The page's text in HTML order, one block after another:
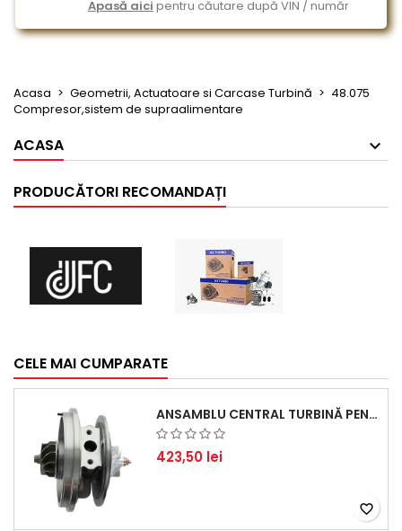
Apasă aici pentru căutare după VIN / număr
Acasa Geometrii, Actuatoare si Carcase Turbină
48.075
Compresor,sistem de supraalimentare
ACASA
PRODUCĂTORI RECOMANDAȚI
CELE MAI CUMPARATE
ANSAMBLU CENTRAL TURBINĂ PENTRU BMW SERIA 3, SERIA 5 ȘI X3 - PERFORMANȚĂ ȘI FIABILITATE
423,50 lei
favorite_border